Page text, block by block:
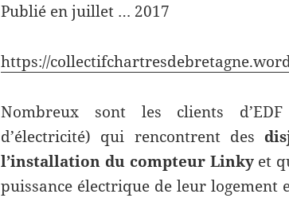
Publié en juillet … 2017
https://
Nombreux sont les clients
d’électricité) qui rencontrent des
l’installation du compteur Linkyet
puissance électrique de leur logement